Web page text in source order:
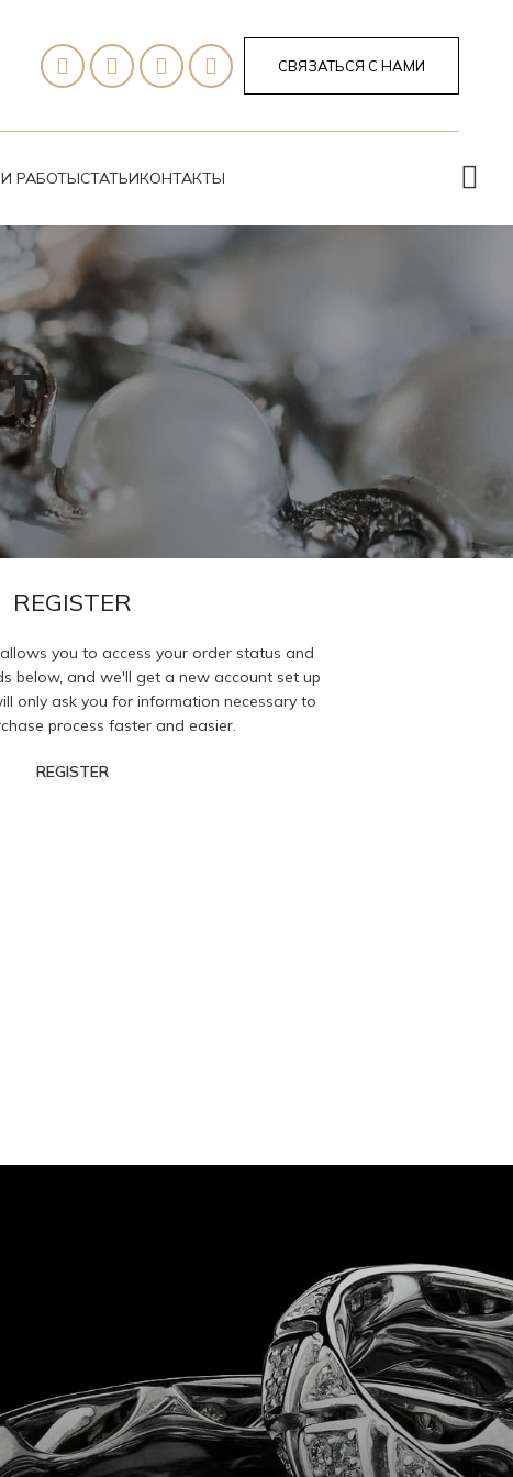
СВЯЗАТЬСЯ С НАМИ
РАБОТЫСТАТЬИКОНТАКТЫ
REGISTER
you to access your order status and
below, and we'll get a new account set up
only ask you for information necessary to
process faster and easier.
REGISTER